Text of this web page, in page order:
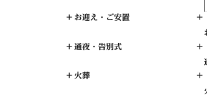
+
+
+
お迎え・ご安置 +
通夜・告別式 +
火葬 +